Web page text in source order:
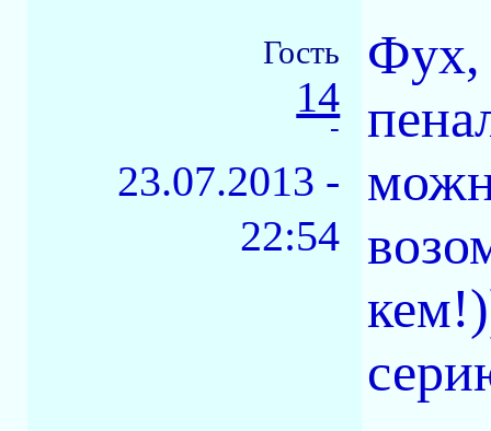
Гость
14
-
23.07.2013 -
22:54
Фух,